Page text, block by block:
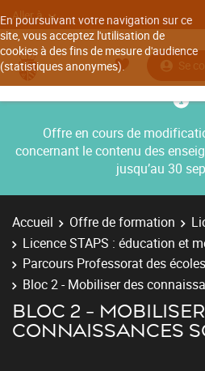
En poursuivant votre navigation sur ce
site, vous acceptez l'utilisation de
cookies à des fins de mesure d'audience
(statistiques anonymes).
Aller à
Se
Offre en cours de
concernant le contenu des
jusqu’au 30
Accueil Offre de formation
Licence STAPS : éducation et
Parcours Professorat des écoles
Bloc 2 - Mobiliser des
BLOC 2 -
CONNAISSANCES